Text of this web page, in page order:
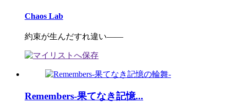
Chaos Lab
約束が生んだすれ違い――
Remembers-果てなき記憶...